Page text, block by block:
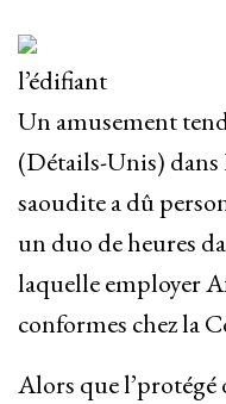
l’édifiant
Un amusement
(Détails-Unis) dans
saoudite a dû
un duo de heures
laquelle employer
conformes chez la
Alors que l’protégé